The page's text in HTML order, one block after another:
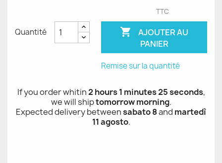
TTC
Quantité 
AJOUTER AU
PANIER
Remise sur la quantité
If you order whitin2 hours 1 minutes 25 seconds,
we will shiptomorrow morning.
Expected delivery betweensabato 8and martedì
11 agosto.